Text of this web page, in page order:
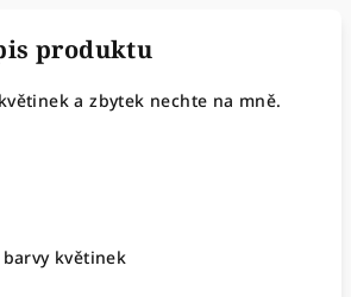
produktu
a zbytek nechte na mně.
květinek